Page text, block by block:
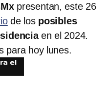
presentan, este 26
de los posibles
en el 2024.
para hoy lunes.